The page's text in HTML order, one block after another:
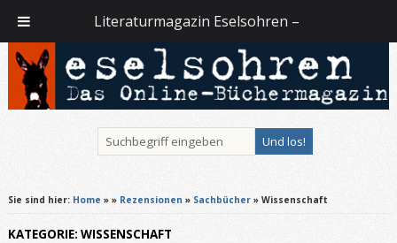
Sie sind hier: Home » » Rezensionen » Sachbücher» Wissenschaft
KATEGORIE: WISSENSCHAFT
Literaturmagazin Eselsohren –